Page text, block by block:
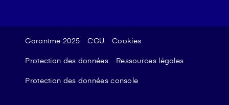
Garantme 2025 CGU Cookies
Protection des données Ressources légales
Protection des données console